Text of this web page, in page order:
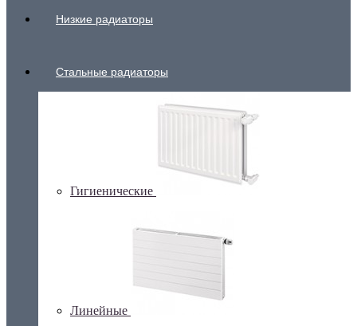
Низкие радиаторы
Стальные радиаторы
Гигиенические
Линейные